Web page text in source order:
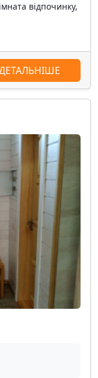
відпочинку,